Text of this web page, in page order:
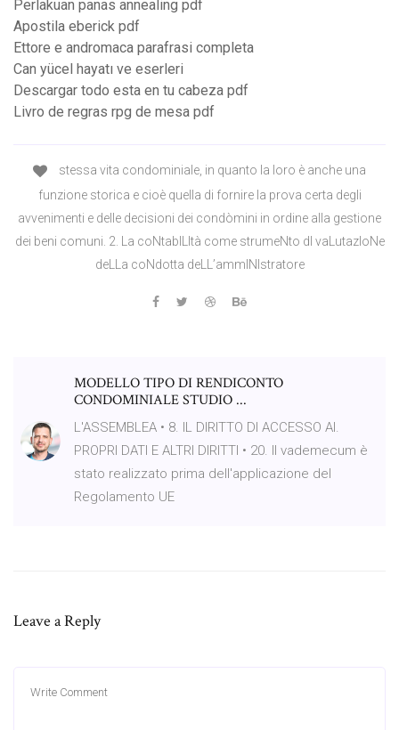
Perlakuan panas annealing pdf
Apostila eberick pdf
Ettore e andromaca parafrasi completa
Can yücel hayatı ve eserleri
Descargar todo esta en tu cabeza pdf
Livro de regras rpg de mesa pdf
stessa vita condominiale, in quanto la loro è anche una
funzione storica e cioè quella di fornire la prova certa degli
avvenimenti e delle decisioni dei condòmini in ordine alla gestione
dei beni comuni. 2. La coNtabILItà come strumeNto dI vaLutazIoNe
deLLa coNdotta deLL’ammINIstratore
MODELLO TIPO DI RENDICONTO
CONDOMINIALE STUDIO ...
L'ASSEMBLEA • 8. IL DIRITTO DI ACCESSO AI.
PROPRI DATI E ALTRI DIRITTI • 20. Il vademecum è
stato realizzato prima dell'applicazione del
Regolamento UE
Leave a Reply